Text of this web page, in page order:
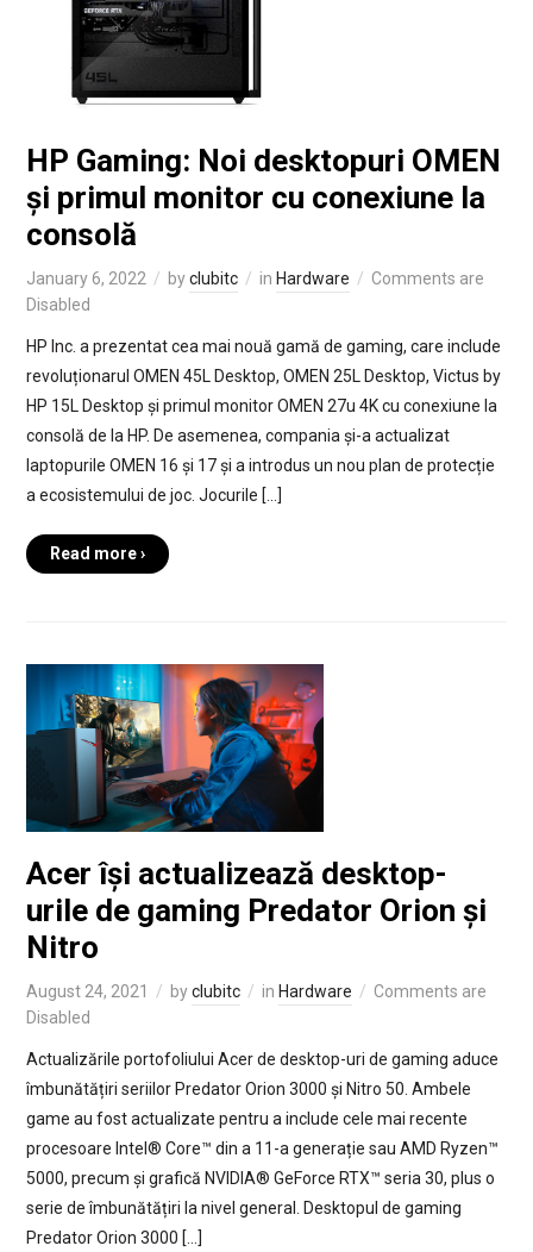
HP Gaming: Noi desktopuri OMEN
și primul monitor cu conexiune la
consolă
January 6, 2022 byclubitc in Hardware
Comments are
Disabled
HP Inc. a prezentat cea mai nouă gamă de gaming, care include
revoluționarul OMEN 45L Desktop, OMEN 25L Desktop, Victus by
HP 15L Desktop și primul monitor OMEN 27u 4K cu conexiune la
consolă de la HP. De asemenea, compania și-a actualizat
laptopurile OMEN 16 și 17 și a introdus un nou plan de protecție
a ecosistemului de joc. Jocurile […]
Read more ›
Acer își actualizează desktop-
urile de gaming Predator Orion și
Nitro
August 24, 2021 byclubitc in Hardware
Comments are
Disabled
Actualizările portofoliului Acer de desktop-uri de gaming aduce
îmbunătățiri seriilor Predator Orion 3000 și Nitro 50. Ambele
game au fost actualizate pentru a include cele mai recente
procesoare Intel® Core™ din a 11-a generație sau AMD Ryzen™
5000, precum și grafică NVIDIA® GeForce RTX™ seria 30, plus o
serie de îmbunătățiri la nivel general. Desktopul de gaming
Predator Orion 3000 […]